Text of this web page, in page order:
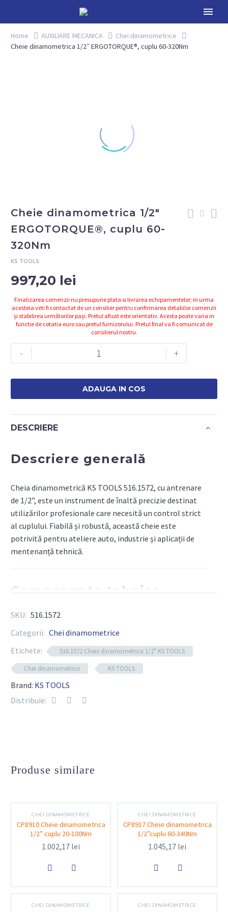
Home AUXILIARE MECANICA
Chei dinamometrice
Cheie dinamometrica 1/2″ ERGOTORQUE®, cuplu 60-320Nm
Cheie dinamometrica 1/2″
ERGOTORQUE®, cuplu 60-
320Nm
KS TOOLS
997,20 lei
Finalizarea comenzii nu presupune plata si livrarea echipamentelor; in urma
acesteia veti fi contactat de un consilier pentru confirmarea detaliilor comenzii
și stabilirea următorilor pași. Pretul afisat este orientativ. Acesta poate varia in
functie de cotatia euro sau pretul furnizorului. Pretul final va fi comunicat de
consilierul nostru.
-
Cantitate
Cheie
ERGOTORQUE®,
cuplu
60-
+
ADAUGA IN COS
DESCRIERE
Descriere generală
Cheia dinamometrică KS TOOLS 516.1572, cu antrenare
de 1/2”, este un instrument de înaltă precizie destinat
utilizărilor profesionale care necesită un control strict
al cuplului. Fiabilă și robustă, această cheie este
potrivită pentru ateliere auto, industrie și aplicații de
mentenanță tehnică.
Componente tehnice
Tip produs:
clichet
Antrenare:1/2″ (12.7 mm) pătrat
Interval de cuplu:
40–200 Nm
Reglare:Scală clară și blocare pentru prevenirea
Funcționalitate și utilizare
Cheia dinamometrică 516.1572 este ideală pentru
aplicarea precisă a cuplului în:
Ateliere auto și service-uri mecanice
Montaj și întreținere industrială
SKU: 516.1572
Categorii: Chei dinamometrice
Etichete:
516.1572 Cheie dinamometrica 1/2" KS TOOLS
Chei dinamometrice
KS TOOLS
Brand: KS TOOLS
Distribuie:
Produse similare
CHEI DINAMOMETRICE
CP8910 Cheie dinamometrica
1/2” cuplu 20-100Nm
1.002,17 lei

CHEI DINAMOMETRICE
CP8917 Cheie dinamometrica
1/2”cuplu 60-340Nm
1.045,17 lei

CHEI DINAMOMETRICE CHEI DINAMOMETRICE